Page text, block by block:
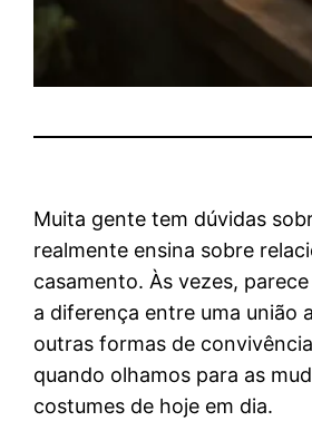
Muita gente tem dúvidas
realmente ensina sobre
casamento. Às vezes,
a diferença entre uma união
outras formas de
quando olhamos para as
costumes de hoje em dia.